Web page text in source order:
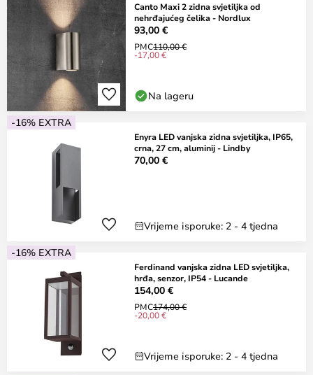
Canto Maxi 2 zidna svjetiljka od
nehrđajućeg čelika - Nordlux
93,00 €
PMC110,00 €
-17,00 €
Na lageru
-16% EXTRA
Enyra LED vanjska zidna svjetiljka, IP65,
crna, 27 cm, aluminij - Lindby
70,00 €
Vrijeme isporuke: 2 - 4 tjedna
-16% EXTRA
Ferdinand vanjska zidna LED svjetiljka,
hrđa, senzor, IP54 - Lucande
154,00 €
PMC174,00 €
-20,00 €
Vrijeme isporuke: 2 - 4 tjedna